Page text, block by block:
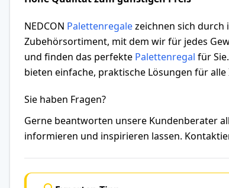
NEDCON Palettenregalezeichnen sich
Zubehörsortiment, mit dem wir für jedes
und finden das perfekte Palettenregal für
bieten einfache, praktische Lösungen für
Sie haben Fragen?
Gerne beantworten unsere Kundenberater
informieren und inspirieren lassen.